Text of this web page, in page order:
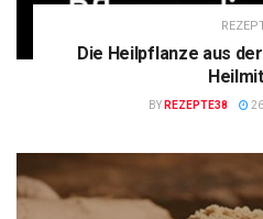
Die Heilpflanze aus
BY REZEPTE38